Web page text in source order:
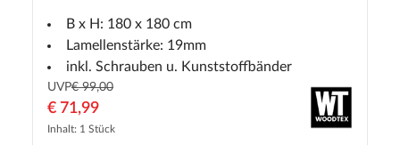
B x H: 180 x 180 cm
Lamellenstärke: 19mm
inkl. Schrauben u. Kunststoffbänder
UVP€ 99,00
€ 71,99
Inhalt: 1 Stück